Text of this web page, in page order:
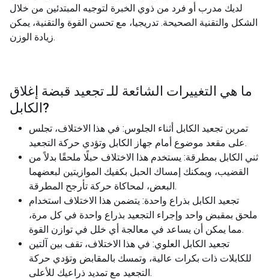
لديك مدرب أو فرد من ذوي الخبرة لتوجيه المبتدئين من خلال
الشكل والتقنية الصحيحة. تدريجيا، مع تحسن القوة والتقنية، يمكن
زيادة الوزن.
ما هي التغييرات الشائعة للـ تجعيد قبضة إغلاق
الكابل?
تمرين تجعيد الكابل أثناء الجلوس: في هذا الاختلاف، تجلس
على مقعد موضوع أمام جهاز الكابل وتؤدي حركة التجعيد.
ثني الكابل بمطرقة: يستخدم هذا الاختلاف حبلًا ملحقًا بدلاً من
القضيب، ويمكنك إمساك الحبل بكفيك الموازيتين لبعضهما
البعض، لمحاكاة حركة تأرجح المطرقة.
تجعيد الكابل بذراع واحدة: يتضمن هذا الاختلاف استخدام
ملحق بمقبض واحد وإجراء التجعيد بذراع واحدة في كل مرة،
مما يمكن أن يساعد في معالجة أي خلل في توازن القوة.
تجعيد الكابل العلوي: في هذا الاختلاف، تقف بين آلتين
للكابلات ذات بكرات عالية، وتمسك بالمقابض وتؤدي حركة
التجعيد مع تمديد ذراعيك للأعلى.